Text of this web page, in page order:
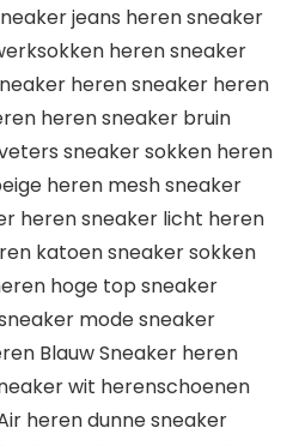
jeans heren sneaker
heren sneaker
heren sneaker heren
heren sneaker bruin
sneaker sokken heren
heren mesh sneaker
heren sneaker licht heren
katoen sneaker sokken
hoge top sneaker
mode sneaker
Blauw Sneaker heren
wit herenschoenen
heren dunne sneaker